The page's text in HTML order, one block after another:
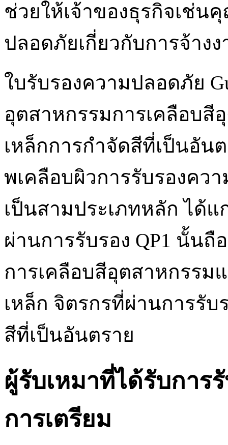
ช่วยให้เจ้าของธุรกิจเช่
ปลอดภัยเกี่ยวกับการจ้าง
ใบรับรองความปลอดภัย
อุตสาหกรรมการเคลือบสี
เหล็กการกำจัดสีที่เป็นอัน
พเคลือบผิวการรับรองคว
เป็นสามประเภทหลัก ได้แ
ผ่านการรับรอง QP1 นั้น
การเคลือบสีอุตสาหกรรม
เหล็ก จิตรกรที่ผ่านการรั
สีที่เป็นอันตราย
ผู้รับเหมาที่ได้รับการ
การเตรียม